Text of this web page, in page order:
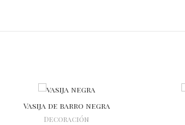
Vasija de barro negra
Decoración